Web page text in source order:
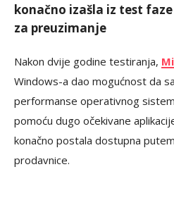
konačno izašla iz test
za preuzimanje
Nakon dvije godine testiranja,
Windows-a dao mogućnost da
performanse operativnog
pomoću dugo očekivane
konačno postala dostupna
prodavnice.